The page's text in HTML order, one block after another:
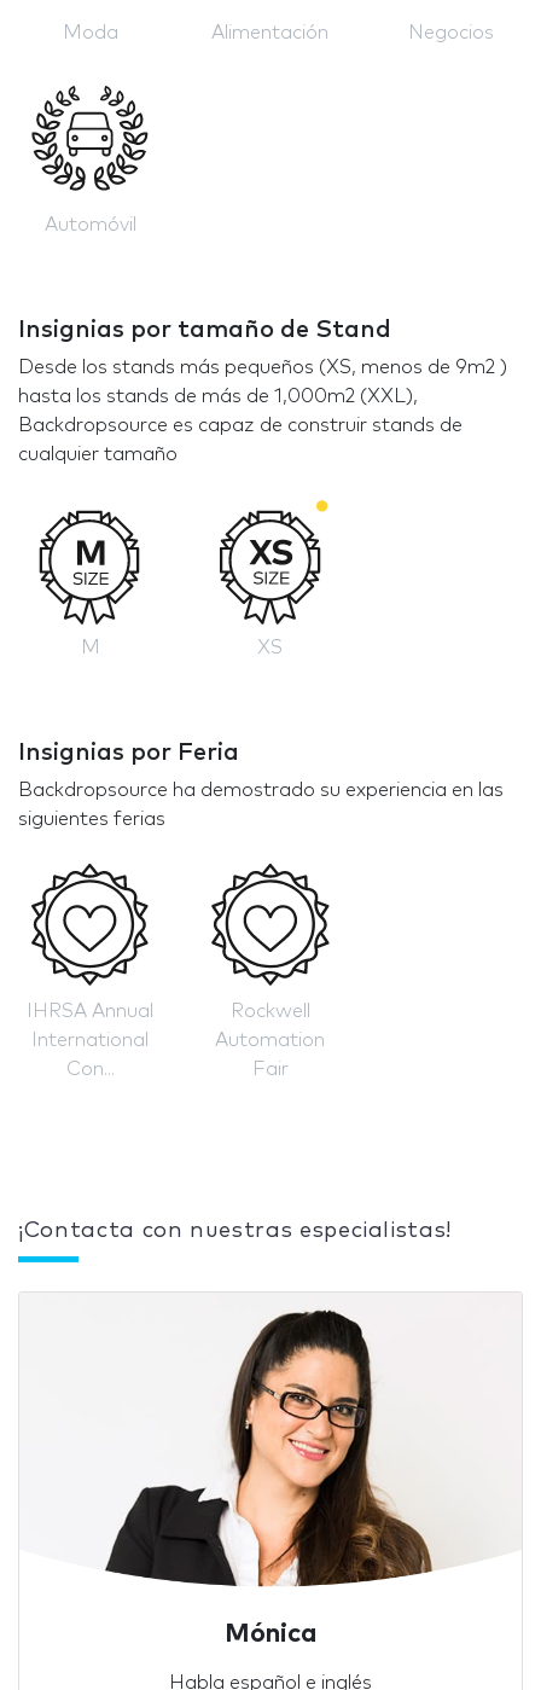
Moda Alimentación Negocios
Automóvil
Insignias por tamaño de Stand
Desde los stands más pequeños (XS, menos de 9m2 )
hasta los stands de más de 1,000m2 (XXL),
Backdropsource es capaz de construir stands de
cualquier tamaño
M XS
Insignias por Feria
Backdropsource ha demostrado su experiencia en las
siguientes ferias
IHRSA Annual
International
Con...
Rockwell
Automation
Fair
¡Contacta con nuestras especialistas!
Mónica
Habla español e inglés